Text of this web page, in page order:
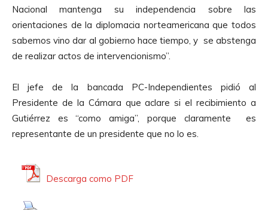
Nacional mantenga su independencia sobre las
orientaciones de la diplomacia norteamericana que todos
sabemos vino dar al gobierno hace tiempo, y se abstenga
de realizar actos de intervencionismo”.
El jefe de la bancada PC-Independientes pidió al
Presidente de la Cámara que aclare si el recibimiento a
Gutiérrez es “como amiga”, porque claramente es
representante de un presidente que no lo es.
Descarga como PDF